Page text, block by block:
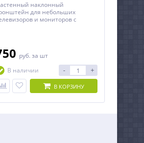
наклонный
для небольших
и мониторов с
руб. за шт
В наличии
- +
В КОРЗИНУ